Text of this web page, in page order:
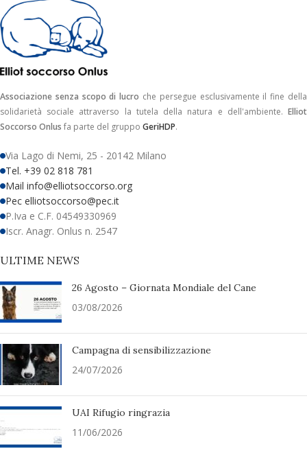
Associazione senza scopo di lucro che persegue esclusivamente il fine della
solidarietà sociale attraverso la tutela della natura e dell'ambiente. Elliot
Soccorso Onlus fa parte del gruppo GeriHDP.
Via Lago di Nemi, 25 - 20142 Milano
Tel. +39 02 818 781
Mail info@elliotsoccorso.org
Pec elliotsoccorso@pec.it
P.Iva e C.F. 04549330969
Iscr. Anagr. Onlus n. 2547
ULTIME NEWS
26 Agosto – Giornata Mondiale del Cane
03/08/2026
Campagna di sensibilizzazione
24/07/2026
UAI Rifugio ringrazia
11/06/2026